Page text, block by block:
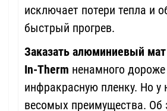
исключает потери тепла и
быстрый прогрев.
Заказать алюминиевый
In-Therm ненамного
инфракрасную пленку. Но у
весомых преимущества. Об